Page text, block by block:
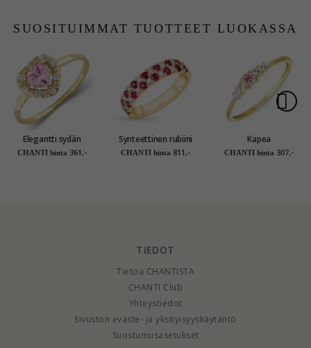
SUOSITUIMMAT TUOTTEET LUOKASSA
Elegantti sydän
vaaleanpunainen
CHANTI hinta 361,-
Synteettinen rubiini
kultasormus 9
CHANTI hinta 811,-
Kapea
vaaleanpunainen
CHANTI hinta 307,-
TIEDOT
Tietoa CHANTISTA
CHANTI Club
Yhteystiedot
Sivuston eväste- ja yksityisyyskäytäntö
Suostumusasetukset